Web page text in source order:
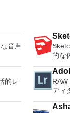
音声
的な
的レ
ディ